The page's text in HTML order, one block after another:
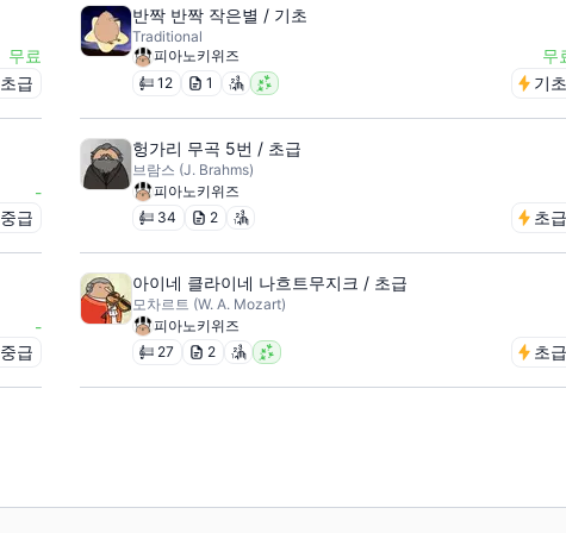
무료
초급
반짝 반짝 작은별 / 기초
Traditional
피아노키위즈
무
12 1 기초
-
중급
헝가리 무곡 5번 / 초급
브람스 (J. Brahms)
피아노키위즈
34 2 초급
-
중급
아이네 클라이네 나흐트무지크 / 초급
모차르트 (W. A. Mozart)
피아노키위즈
27 2 초급